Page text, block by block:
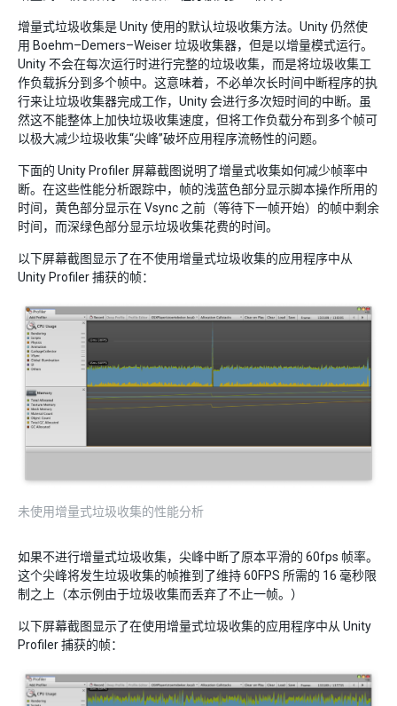
增量式垃圾收集是 Unity 使用的默认垃圾收集方法。Unity 仍然使
用 Boehm–Demers–Weiser 垃圾收集器，但是以增量模式运行。
Unity 不会在每次运行时进行完整的垃圾收集，而是将垃圾收集工
作负载拆分到多个帧中。这意味着，不必单次长时间中断程序的执
行来让垃圾收集器完成工作，Unity 会进行多次短时间的中断。虽
然这不能整体上加快垃圾收集速度，但将工作负载分布到多个帧可
以极大减少垃圾收集“尖峰”破坏应用程序流畅性的问题。
下面的 Unity Profiler 屏幕截图说明了增量式收集如何减少帧率中
断。在这些性能分析跟踪中，帧的浅蓝色部分显示脚本操作所用的
时间，黄色部分显示在 Vsync 之前（等待下一帧开始）的帧中剩余
时间，而深绿色部分显示垃圾收集花费的时间。
以下屏幕截图显示了在不使用增量式垃圾收集的应用程序中从
Unity Profiler 捕获的帧：
未使用增量式垃圾收集的性能分析
如果不进行增量式垃圾收集，尖峰中断了原本平滑的 60fps 帧率。
这个尖峰将发生垃圾收集的帧推到了维持 60FPS 所需的 16 毫秒限
制之上（本示例由于垃圾收集而丢弃了不止一帧。）
以下屏幕截图显示了在使用增量式垃圾收集的应用程序中从 Unity
Profiler 捕获的帧：